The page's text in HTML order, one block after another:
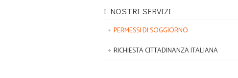
I NOSTRI SERVIZI
PERMESSI DI SOGGIORNO
RICHIESTA CITTADINANZA ITALIANA